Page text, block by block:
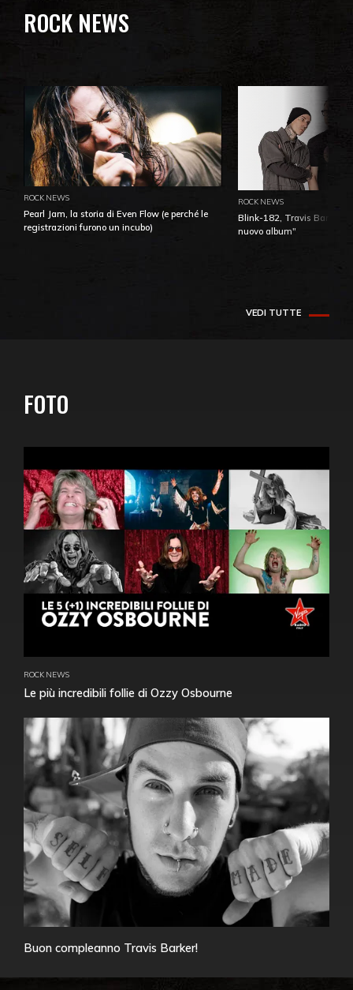
ROCK NEWS
ROCK NEWS
Pearl Jam, la storia di Even Flow (e perché le
registrazioni furono un incubo)
ROCK NEWS
Blink-182, Travis Barker:
nuovo album"
VEDI TUTTE
FOTO
ROCK NEWS
Le più incredibili follie di Ozzy Osbourne
Buon compleanno Travis Barker!